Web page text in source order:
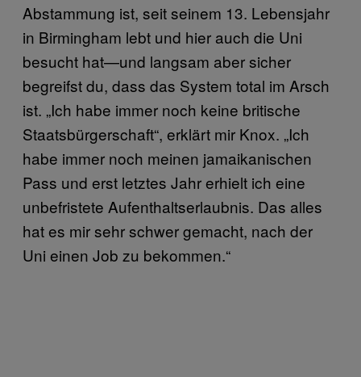
Abstammung ist, seit seinem 13. Lebensjahr
in Birmingham lebt und hier auch die Uni
besucht hat—und langsam aber sicher
begreifst du, dass das System total im Arsch
ist. „Ich habe immer noch keine britische
Staatsbürgerschaft“, erklärt mir Knox. „Ich
habe immer noch meinen jamaikanischen
Pass und erst letztes Jahr erhielt ich eine
unbefristete Aufenthaltserlaubnis. Das alles
hat es mir sehr schwer gemacht, nach der
Uni einen Job zu bekommen.“